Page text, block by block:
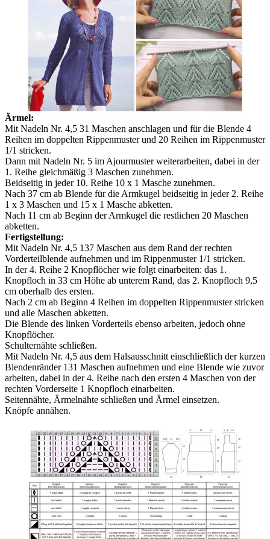
Ärmel:
Mit Nadeln Nr. 4,5 31 Maschen anschlagen und für die Blende 4
Reihen im doppelten Rippenmuster und 20 Reihen im Rippenmuster
1/1 stricken.
Dann mit Nadeln Nr. 5 im Ajourmuster weiterarbeiten, dabei in der
1. Reihe gleichmäßig 3 Maschen zunehmen.
Beidseitig in jeder 10. Reihe 10 x 1 Masche zunehmen.
Nach 37 cm ab Blende für die Armkugel beidseitig in jeder 2. Reihe
1 x 3 Maschen und 15 x 1 Masche abketten.
Nach 11 cm ab Beginn der Armkugel die restlichen 20 Maschen
abketten.
Fertigstellung:
Mit Nadeln Nr. 4,5 137 Maschen aus dem Rand der rechten
Vorderteilblende aufnehmen und im Rippenmuster 1/1 stricken.
In der 4. Reihe 2 Knopflöcher wie folgt einarbeiten: das 1.
Knopfloch in 33 cm Höhe ab unterem Rand, das 2. Knopfloch 9,5
cm oberhalb des ersten.
Nach 2 cm ab Beginn 4 Reihen im doppelten Rippenmuster stricken
und alle Maschen abketten.
Die Blende des linken Vorderteils ebenso arbeiten, jedoch ohne
Knopflöcher.
Schulternähte schließen.
Mit Nadeln Nr. 4,5 aus dem Halsausschnitt einschließlich der kurzen
Blendenränder 131 Maschen aufnehmen und eine Blende wie zuvor
arbeiten, dabei in der 4. Reihe nach den ersten 4 Maschen von der
rechten Vorderseite 1 Knopfloch einarbeiten.
Seitennähte, Ärmelnähte schließen und Ärmel einsetzen.
Knöpfe annähen.